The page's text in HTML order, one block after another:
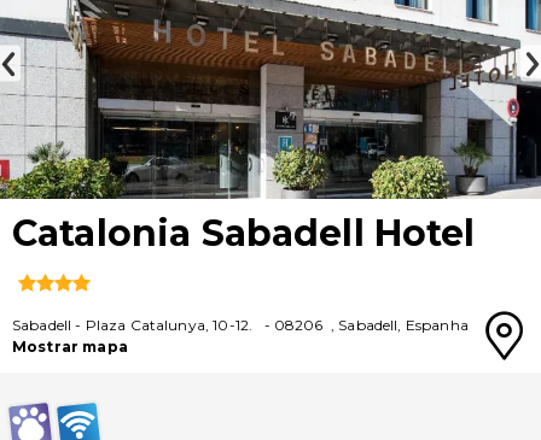
Catalonia Sabadell Hotel
Sabadell - Plaza Catalunya, 10-12. - 08206 , Sabadell, Espanha
Mostrar mapa